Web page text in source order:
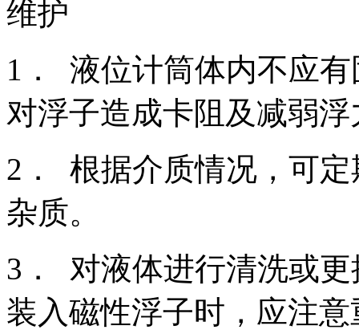
维护
1． 液位计筒体内不应
对浮子造成卡阻及减弱浮
2． 根据介质情况，可
杂质。
3． 对液体进行清洗或
装入磁性浮子时，应注